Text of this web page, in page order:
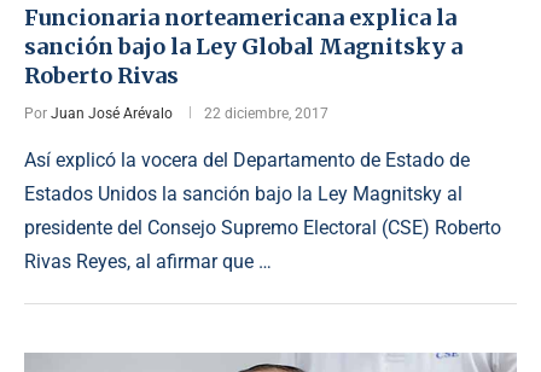
Funcionaria norteamericana explica la
sanción bajo la Ley Global Magnitsky a
Roberto Rivas
Por Juan José Arévalo 22 diciembre, 2017
Así explicó la vocera del Departamento de Estado de
Estados Unidos la sanción bajo la Ley Magnitsky al
presidente del Consejo Supremo Electoral (CSE) Roberto
Rivas Reyes, al afirmar que …